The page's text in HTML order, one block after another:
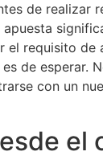
de
requisito de
de esperar.
con un
el